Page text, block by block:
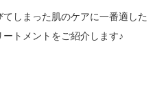
しまった肌のケアに一番適した
トメントをご紹介します♪